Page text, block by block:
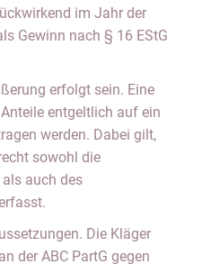
im Jahr der
Gewinn nach § 16 EStG
erfolgt sein. Eine
entgeltlich auf ein
werden. Dabei gilt,
sowohl die
auch des
Die Kläger
der ABC PartG gegen